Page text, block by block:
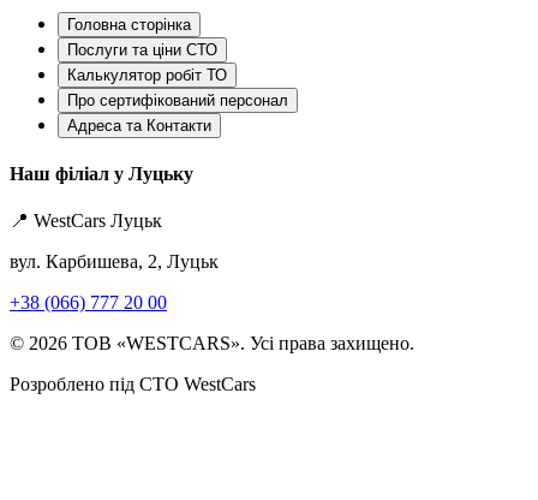
Головна сторінка
Послуги та ціни СТО
Калькулятор робіт ТО
Про сертифікований персонал
Адреса та Контакти
Наш філіал у Луцьку
📍 WestCars Луцьк
вул. Карбишева, 2, Луцьк
+38 (066) 777 20 00
© 2026 ТОВ «WESTCARS». Усі права захищено.
Розроблено під СТО WestCars